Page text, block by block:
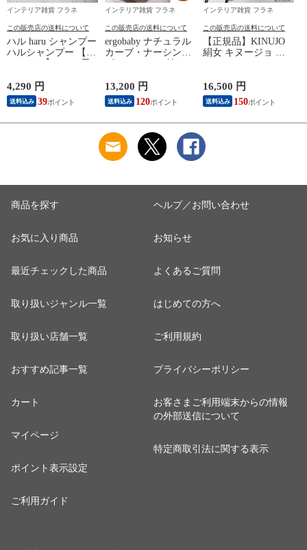
インテリア雑貨 フラネ
この販売店の送料について
ハル haru シャンプー
ハルシャンプー 【オ
リジナル】(100%天
kurokami スカルプ ア
ミノ酸シャンプー 地
肌 リンス不要 ダメ
4,290 円
送料込み 39
インテリア雑貨 フラネ
この販売店の送料について
ergobaby ナチュラル
カーブ・ナーシング
ピロー ベルト付き
ベビー 授乳枕 授乳
クッション 授乳クッ
ション 授乳 エルゴ
13,200 円
送料込み 120
インテリア雑貨 フラネ
この販売店の送料について
【正規品】KINUJO
絹女 キヌージョ ヘ
DS200 DS200BK 【ホ
ワイト】 ストレート
アイロン 海外対応
ワイドモデル アイロ
ン ストレート ツヤ
16,500 円
送料込み 150
商品を探す
お気に入り商品
最近チェックした商品
取り扱いジャンル一覧
取り扱い店舗一覧
おすすめ記事一覧
カート
マイページ
ポイント表示設定
ご利用ガイド
ヘルプ／お問い合わせ
お知らせ
よくあるご質問
はじめての方へ
ご利用規約
プライバシーポリシー
お客さまご利用端末からの情報
の外部送信について
特定商取引法に関する表示